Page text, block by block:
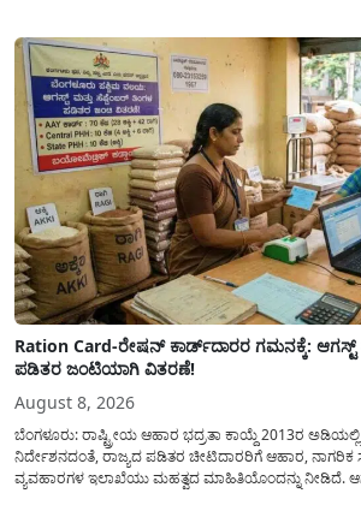
Ration Card-ರೇಷನ್ ಕಾರ್ಡ್‍ದಾರರ ಗಮನಕ್ಕೆ: ಆಗಸ್ಟ್
ಪಡಿತರ ಜಂಟಿಯಾಗಿ ವಿತರಣೆ!
August 8, 2026
ಬೆಂಗಳೂರು: ರಾಷ್ಟ್ರೀಯ ಆಹಾರ ಭದ್ರತಾ ಕಾಯ್ದೆ 2013ರ ಅಡಿಯಲ್ಲಿ
ನಿರ್ದೇಶನದಂತೆ, ರಾಜ್ಯದ ಪಡಿತರ ಚೀಟಿದಾರರಿಗೆ ಆಹಾರ, ನಾಗರಿಕ
ವ್ಯವಹಾರಗಳ ಇಲಾಖೆಯು ಮಹತ್ವದ ಮಾಹಿತಿಯೊಂದನ್ನು ನೀಡಿದೆ.